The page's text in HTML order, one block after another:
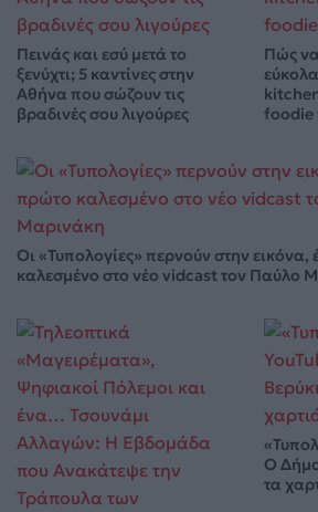
Πεινάς και εσύ μετά το
ξενύχτι; 5 καντίνες στην
Αθήνα που σώζουν τις
βραδινές σου λιγούρες
Πώς να
foodie
Οι «Τυπολογίες» περνούν στην
καλεσμένο στο νέο vidcast τον Παύλο
Ο
τα